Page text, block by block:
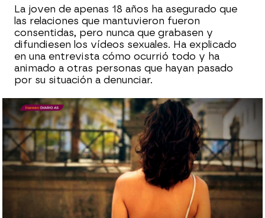
La joven de apenas 18 años ha asegurado que
las relaciones que mantuvieron fueron
consentidas, pero nunca que grabasen y
difundiesen los vídeos sexuales. Ha explicado
en una entrevista cómo ocurrió todo y ha
animado a otras personas que hayan pasado
por su situación a denunciar.
Sara Ruiz
Publicado: 21 de septiembre de 2023, 18:12